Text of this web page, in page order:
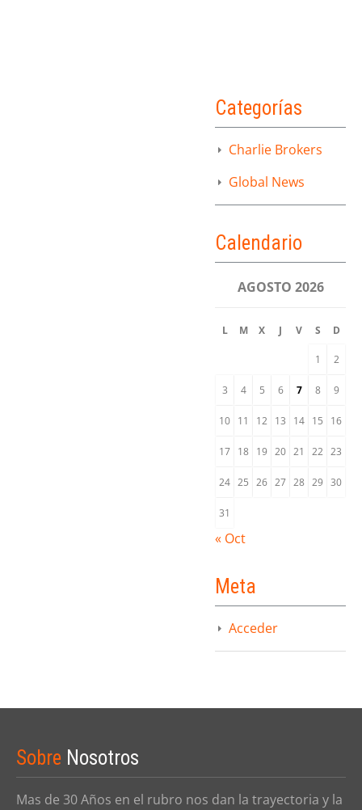
Categorías
Charlie Brokers
Global News
Calendario
AGOSTO 2026
L M X J V S D
1 2
3 4 5 6 7 8 9
10 11 12 13 14 15 16
17 18 19 20 21 22 23
24 25 26 27 28 29 30
31
« Oct
Meta
Acceder
Sobre Nosotros
Mas de 30 Años en el rubro nos dan la trayectoria y la